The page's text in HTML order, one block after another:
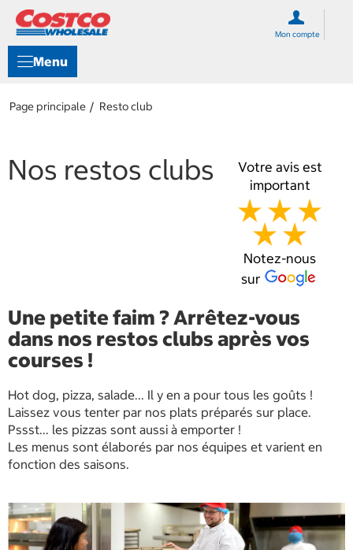
Mon compte
Menu
Page principale Resto club
Nos restos clubs
Votre avis est
important
Notez-nous
sur
Une petite faim ? Arrêtez-vous
dans nos restos clubs après vos
courses !
Hot dog, pizza, salade... Il y en a pour tous les goûts !
Laissez vous tenter par nos plats préparés sur place.
Pssst... les pizzas sont aussi à emporter !
Les menus sont élaborés par nos équipes et varient en
fonction des saisons.